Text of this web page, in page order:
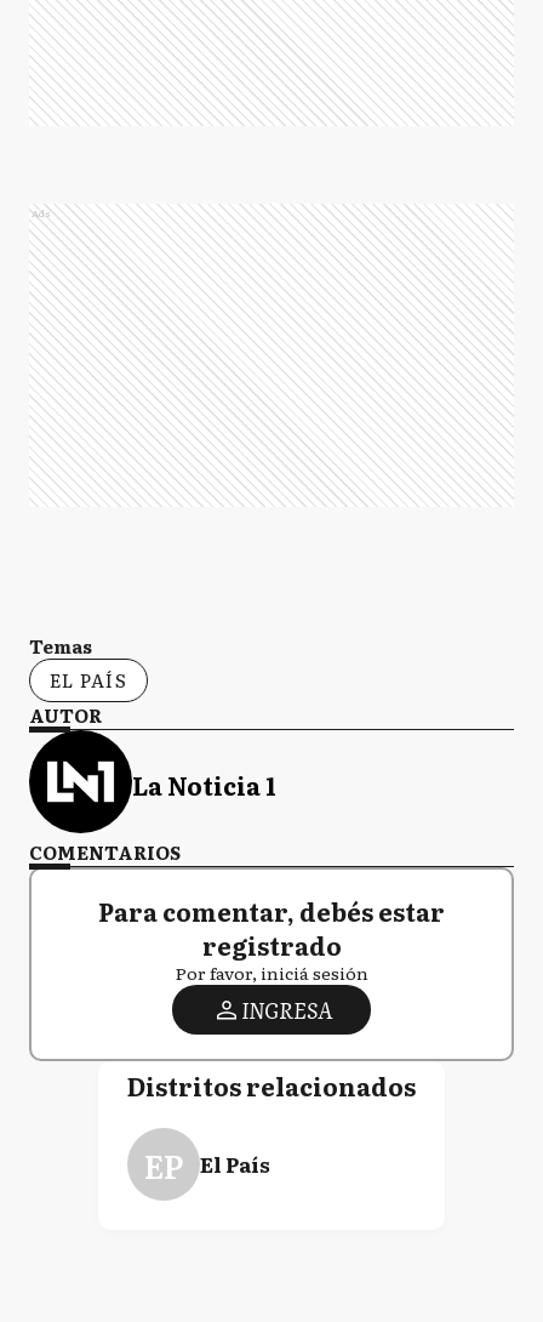
Ads
Temas
EL PAÍS
AUTOR
La Noticia 1
COMENTARIOS
Para comentar, debés estar
registrado
Por favor, iniciá sesión
INGRESA
Distritos relacionados
EP El País